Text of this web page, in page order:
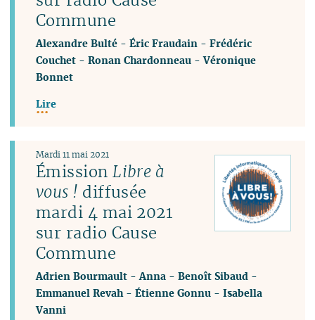
Commune
Alexandre Bulté -Éric Fraudain -Frédéric
Couchet -Ronan Chardonneau -Véronique
Bonnet
Lire
ÉmissionLibre à
vous ! diffusée
mardi 4 mai 2021
sur radio Cause
Commune
Mardi 11 mai 2021
Adrien Bourmault -Anna -Benoît Sibaud -
Emmanuel Revah -Étienne Gonnu -Isabella
Vanni